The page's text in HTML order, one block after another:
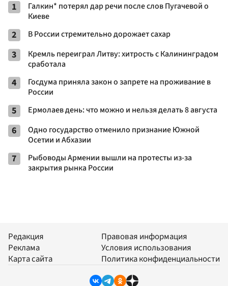
1
Галкин* потерял дар речи после слов Пугачевой о
Киеве
2 В России стремительно дорожает сахар
3
Кремль переиграл Литву: хитрость с Калининградом
сработала
4
Госдума приняла закон о запрете на проживание в
России
5 Ермолаев день: что можно и нельзя делать 8 августа
6
Одно государство отменило признание Южной
Осетии и Абхазии
7
Рыбоводы Армении вышли на протесты из-за
закрытия рынка России
Редакция
Реклама
Карта сайта
Правовая информация
Условия использования
Политика конфиденциальности